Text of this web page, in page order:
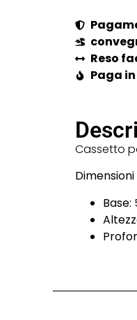
Reso
Paga in
Cassetto
Base: